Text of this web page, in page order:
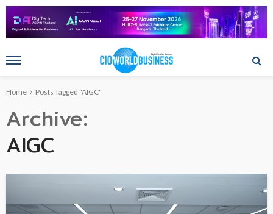
Home Posts Tagged "AIGC"
Archive
AIGC